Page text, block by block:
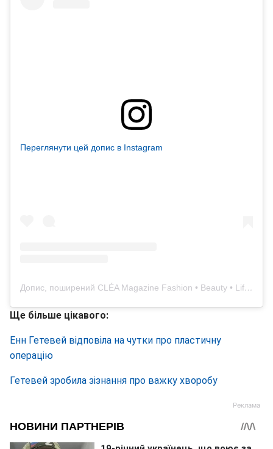
Переглянути цей допис в Instagram
Допис, поширений CLÉA Magazine Fashion • Beauty • Lifestyle (@cleamagazines)
Ще більше цікавого:
Енн Гетевей відповіла на чутки про пластичну
операцію
Гетевей зробила зізнання про важку хворобу